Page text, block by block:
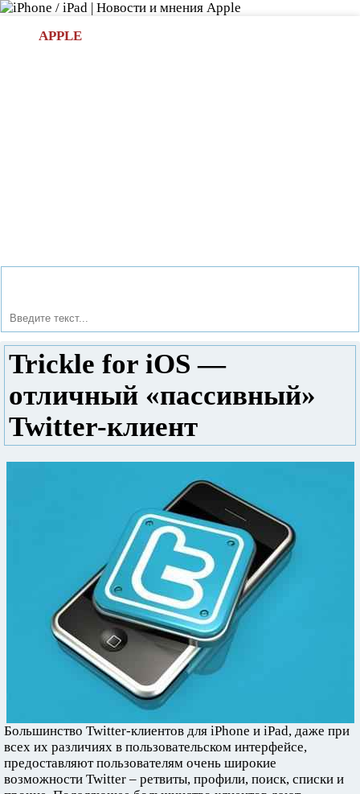
APPLE
Trickle for iOS —
отличный «пассивный»
Twitter-клиент
Большинство Twitter-клиентов для iPhone и iPad, даже при
всех их различиях в пользовательском интерфейсе,
предоставляют пользователям очень широкие
возможности Twitter – ретвиты, профили, поиск, списки и